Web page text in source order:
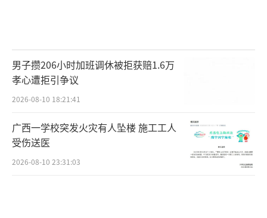
男子攒206小时加班调休被拒获赔1.6万
孝心遭拒引争议
2026-08-10 18:21:41
广西一学校突发火灾有人坠楼 施工工人
受伤送医
2026-08-10 23:31:03